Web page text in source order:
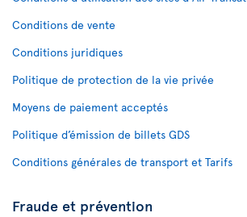
Conditions de vente
Conditions juridiques
Politique de protection de la vie privée
Moyens de paiement acceptés
Politique d’émission de billets GDS
Conditions générales de transport et Tarifs
Fraude et prévention